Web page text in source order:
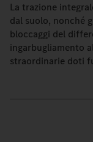
La trazione
dal suolo, nonché
bloccaggi del
ingarbugliamento
straordinarie doti